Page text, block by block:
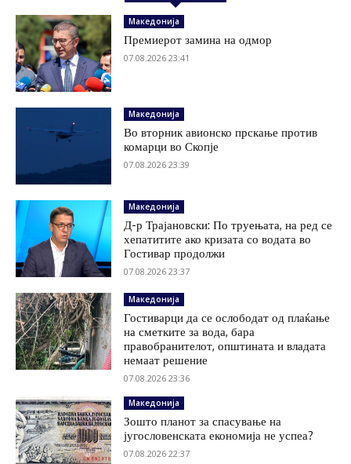
Македонија
Премиерот замина на одмор
07.08.2026 23:41
Македонија
Во вторник авионско прскање против
комарци во Скопје
07.08.2026 23:39
Македонија
Д-р Трајановски: По труењата, на ред се
хепатитите ако кризата со водата во
Гостивар продолжи
07.08.2026 23:37
Македонија
Гостиварци да се ослободат од плаќање
на сметките за вода, бара
правобранителот, општината и владата
немаат решение
07.08.2026 23:36
Македонија
Зошто планот за спасување на
југословенската економија не успеа?
07.08.2026 22:37